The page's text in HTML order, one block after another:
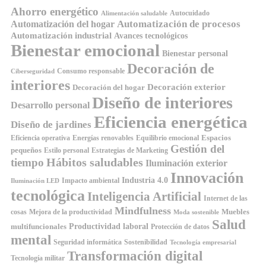
Ahorro energético Alimentación saludable Autocuidado
Automatización del hogar Automatización de procesos
Automatización industrial Avances tecnológicos
Bienestar emocional Bienestar personal
Ciberseguridad Consumo responsable Decoración de
interiores Decoración del hogar Decoración exterior
Desarrollo personal Diseño de interiores
Diseño de jardines Eficiencia energética
Eficiencia operativa Energías renovables Equilibrio emocional Espacios
pequeños Estilo personal Estrategias de Marketing Gestión del
tiempo Hábitos saludables Iluminación exterior
Iluminación LED Impacto ambiental Industria 4.0 Innovación
tecnológica Inteligencia Artificial Internet de las
cosas Mejora de la productividad Mindfulness Moda sostenible Muebles
multifuncionales Productividad laboral Protección de datos Salud
mental Seguridad informática Sostenibilidad Tecnología empresarial
Tecnología militar Transformación digital